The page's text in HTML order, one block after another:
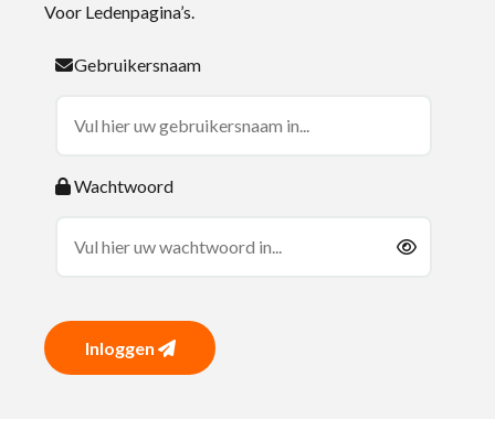
Voor Ledenpagina’s.
Gebruikersnaam
Wachtwoord
Inloggen